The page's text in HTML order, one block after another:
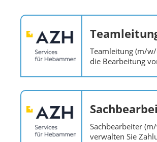
Teamleitung (m/
die Bearbeitung
Sachbearbeiter
verwalten Sie